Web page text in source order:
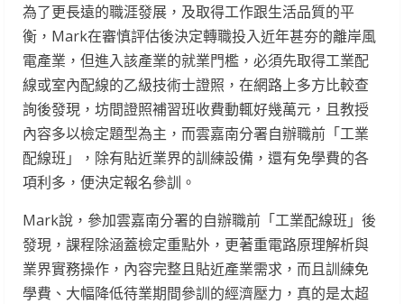
為了更長遠的職涯發展，及取得工作跟生活品質的平
衡，Mark在審慎評估後決定轉職投入近年甚夯的離岸風
電產業，但進入該產業的就業門檻，必須先取得工業配
線或室內配線的乙級技術士證照，在網路上多方比較查
詢後發現，坊間證照補習班收費動輒好幾萬元，且教授
內容多以檢定題型為主，而雲嘉南分署自辦職前「工業
配線班」，除有貼近業界的訓練設備，還有免學費的各
項利多，便決定報名參訓。
Mark說，參加雲嘉南分署的自辦職前「工業配線班」後
發現，課程除涵蓋檢定重點外，更著重電路原理解析與
業界實務操作，內容完整且貼近產業需求，而且訓練免
學費、大幅降低待業期間參訓的經濟壓力，真的是太超